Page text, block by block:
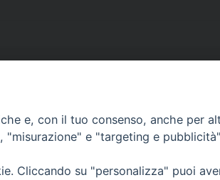
Padova
e, con il tuo consenso, anche per
e "targeting e
Cliccando su "personalizza" puoi